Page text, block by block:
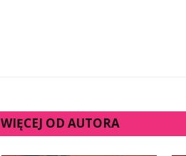
WIĘCEJ OD AUTORA